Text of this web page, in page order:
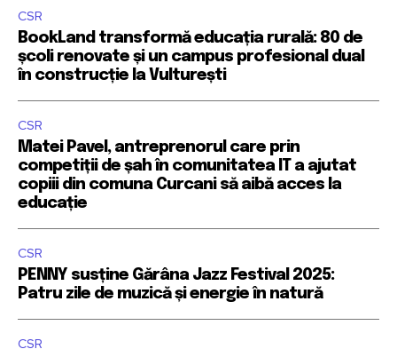
CSR
BookLand transformă educația rurală: 80 de
școli renovate și un campus profesional dual
în construcție la Vulturești
CSR
Matei Pavel, antreprenorul care prin
competiții de șah în comunitatea IT a ajutat
copiii din comuna Curcani să aibă acces la
educație
CSR
PENNY susține Gărâna Jazz Festival 2025:
Patru zile de muzică și energie în natură
CSR